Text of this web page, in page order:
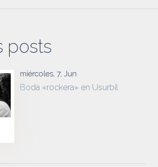
posts
miércoles, 7, Jun
Boda «rockera» en Usurbil